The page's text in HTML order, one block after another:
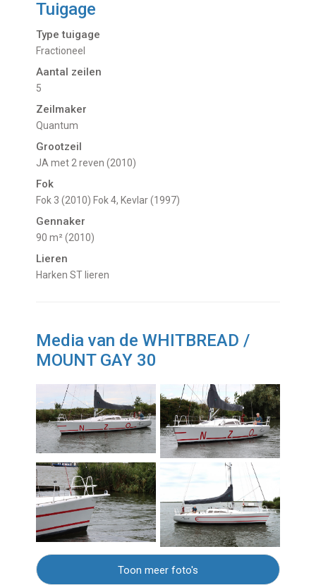
Tuigage
Type tuigage
Fractioneel
Aantal zeilen
5
Zeilmaker
Quantum
Grootzeil
JA met 2 reven (2010)
Fok
Fok 3 (2010) Fok 4, Kevlar (1997)
Gennaker
90 m² (2010)
Lieren
Harken ST lieren
Media van de WHITBREAD /
MOUNT GAY 30
Toon meer foto's